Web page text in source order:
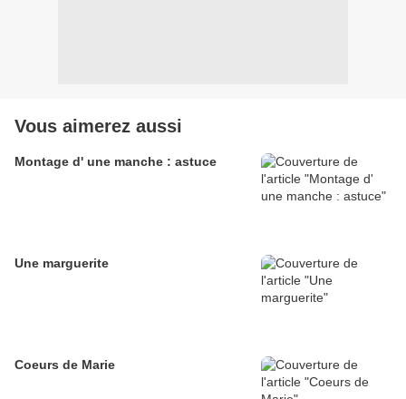
Vous aimerez aussi
Montage d' une manche : astuce
Une marguerite
Coeurs de Marie